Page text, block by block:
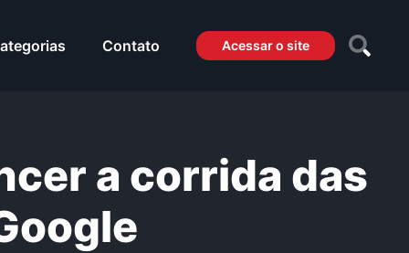
Contato Acessar o site
a corrida das